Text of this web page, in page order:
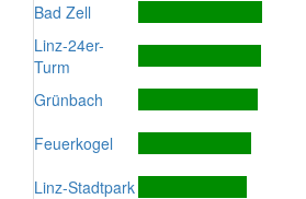
Bad Zell
Linz-24er-
Turm
Grünbach
Feuerkogel
Linz-Stadtpark